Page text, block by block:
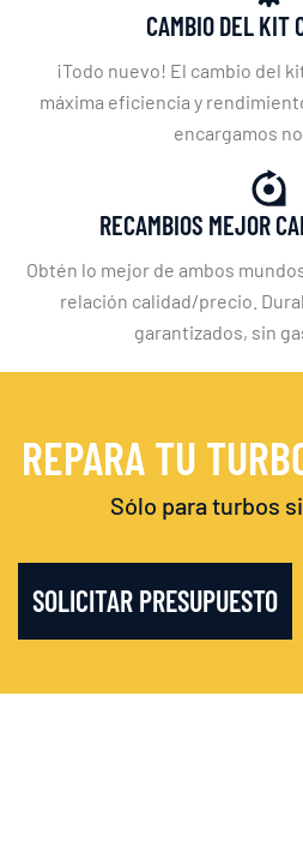
CAMBIO DEL KIT
¡Todo nuevo! El cambio del
máxima eficiencia y
encargamos
RECAMBIOS MEJOR
Obtén lo mejor de ambos
relación calidad/precio.
garantizados, sin
REPARA TU
Sólo para turbos
SOLICITAR PRESUPUESTO